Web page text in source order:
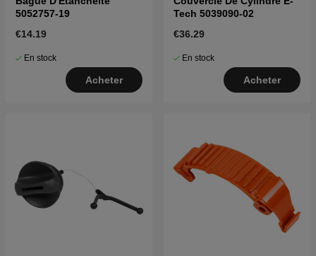
5052757-19
€14.19
En stock
Acheter
Tech 5039090-02
€36.29
En stock
Acheter